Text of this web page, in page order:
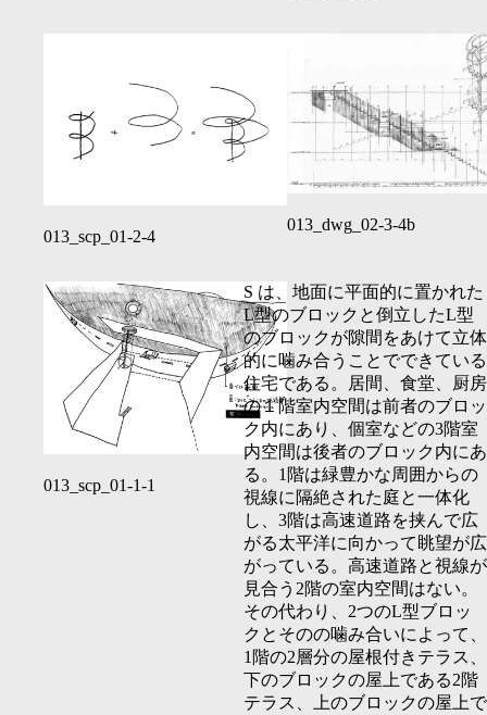
013_scp_01-2-4
013_dwg_02-3-4b
013_scp_01-1-1
S は、地面に平面的に置かれた
L型のブロックと倒立したL型
のブロックが隙間をあけて立体
的に噛み合うことでできている
住宅である。居間、食堂、厨房
の１階室内空間は前者のブロッ
ク内にあり、個室などの3階室
内空間は後者のブロック内にあ
る。 1階は緑豊かな周囲からの
視線に隔絶された庭と一体化
し、 3階は高速道路を挟んで広
がる太平洋に向かって眺望が広
がっている。高速道路と視線が
見合う 2階の室内空間はない。
その代わり、 2つのL型ブロッ
クとそのの噛み合いによって、
1階の2層分の屋根付きテラス、
下のブロックの屋上である2階
テラス、上のブロックの屋上で